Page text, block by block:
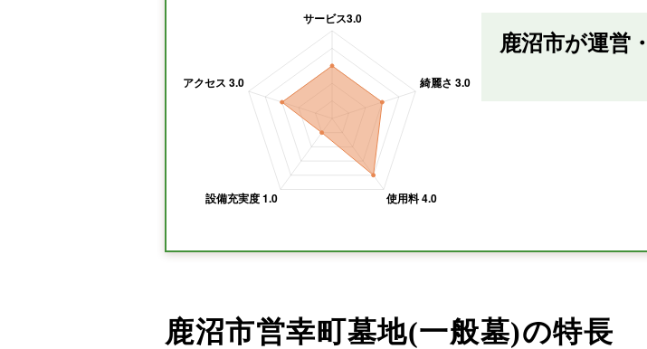
鹿沼市が運営
鹿沼市営幸町墓地(一般墓)の特長